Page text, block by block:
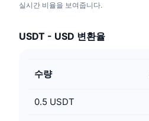
실시간 비율을 보여줍니다.
USDT - USD 변환율
수량
0.5 USDT